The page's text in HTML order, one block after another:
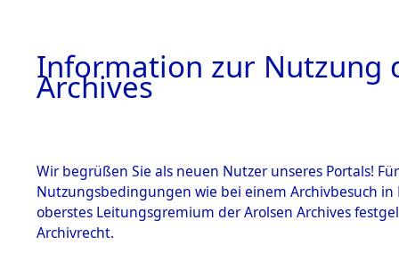
Information zur Nutzung
Archives
Wir begrüßen Sie als neuen Nutzer unseres Portals!
Nutzungsbedingungen wie bei einem Archivbesuch
oberstes Leitungsgremium der Arolsen Archives
Archivrecht.